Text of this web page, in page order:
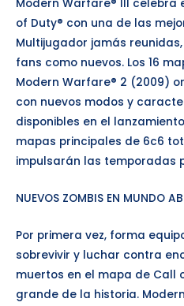
Modern Warfare® III celebra
of Duty® con una de las
Multijugador jamás
fans como nuevos. Los 16
Modern Warfare® 2 (2009)
con nuevos modos y
disponibles en el
mapas principales de 6c6
impulsarán las temporadas
NUEVOS ZOMBIS EN MUNDO
Por primera vez, forma
sobrevivir y luchar contra
muertos en el mapa de Call
grande de la historia.